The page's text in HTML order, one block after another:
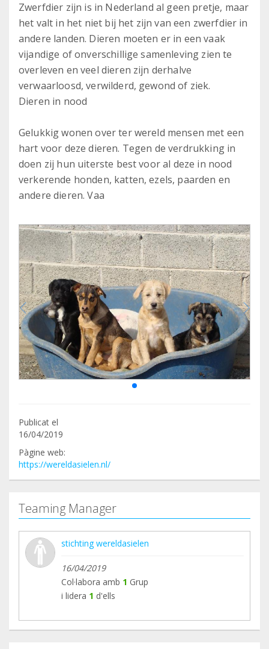
Zwerfdier zijn is in Nederland al geen pretje, maar
het valt in het niet bij het zijn van een zwerfdier in
andere landen. Dieren moeten er in een vaak
vijandige of onverschillige samenleving zien te
overleven en veel dieren zijn derhalve
verwaarloosd, verwilderd, gewond of ziek.
Dieren in nood
Gelukkig wonen over ter wereld mensen met een
hart voor deze dieren. Tegen de verdrukking in
doen zij hun uiterste best voor al deze in nood
verkerende honden, katten, ezels, paarden en
andere dieren. Vaa
Publicat el
16/04/2019
Pàgine web:
https://wereldasielen.nl/
Teaming Manager
stichting wereldasielen
16/04/2019
Col·labora amb 1 Grup
i lidera 1 d'ells